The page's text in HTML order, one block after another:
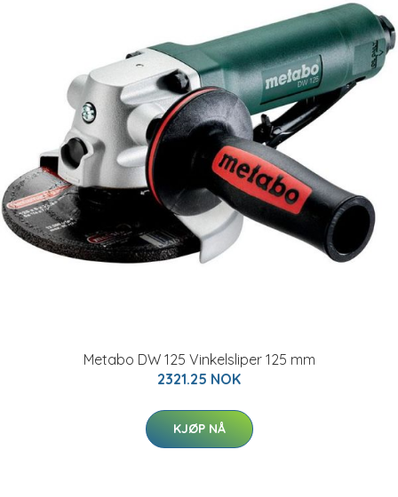
Metabo DW 125 Vinkelsliper 125 mm
2321.25 NOK
KJØP NÅ